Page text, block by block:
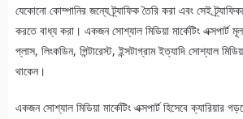
যেকোনো কোম্পানির জন্যে ট্র্যাফিক তৈরি করা এবং সেই
করতে বাধ্য করা। একজন সোশ্যাল মিডিয়া মার্কেটিং
প্লাস, লিংকডিন, পিন্টারেস্ট, ইন্সটাগ্রাম ইত্যাদি সোশ্যাল
থাকেন।
একজন সোশ্যাল মিডিয়া মার্কেটিং এক্সপার্ট হিসেবে ক্যারিয়ার